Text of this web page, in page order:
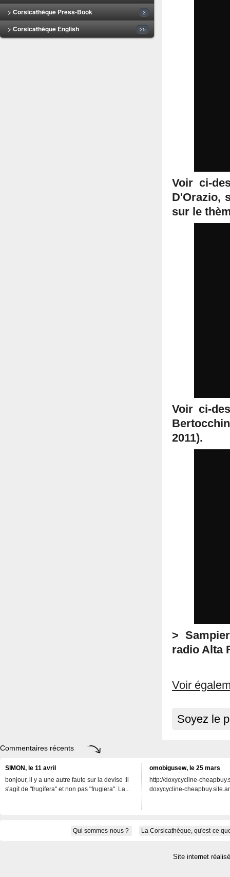
> Corsicathèque Press-Book 3
> Corsicathèque English 25
Voir ci-
D'Orazio,
sur le
Voir ci-
2011).
>
radio Alta
Voir
Soyez le
Commentaires récents
SIMON, le 11 avril
bonjour, il y a une autre faute sur la devise :il
s'agit de "frugifera" et non pas "frugiera". La...
omobigusew, le 25 mars
http://doxycycline-
doxycycline-
Qui sommes-nous ? La Corsicathèque, qu'est-ce
Site internet